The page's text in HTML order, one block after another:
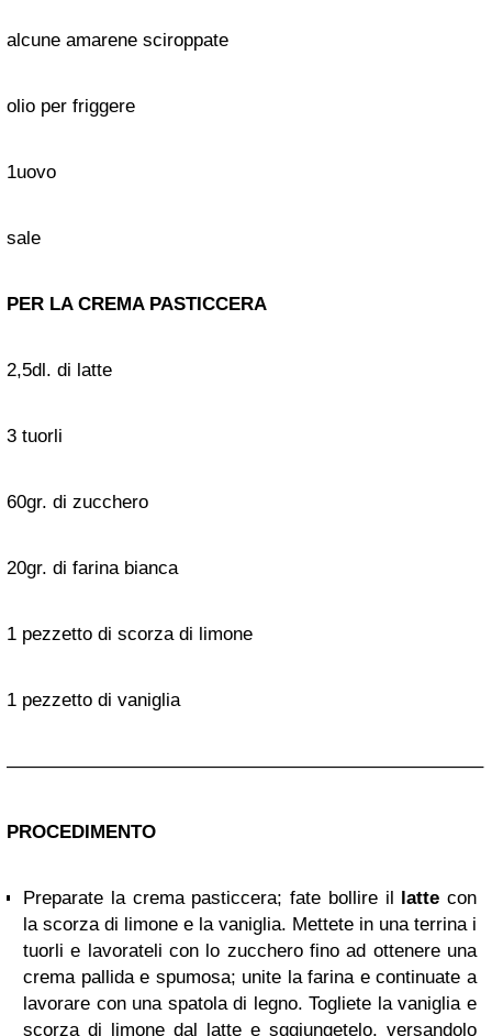
alcune amarene sciroppate
olio per friggere
1uovo
sale
PER LA CREMA PASTICCERA
2,5dl. di latte
3 tuorli
60gr. di zucchero
20gr. di farina bianca
1 pezzetto di scorza di limone
1 pezzetto di vaniglia
—————————————————————————–
PROCEDIMENTO
Preparate la crema pasticcera; fate bollire il latte con
la scorza di limone e la vaniglia. Mettete in una terrina i
tuorli e lavorateli con lo zucchero fino ad ottenere una
crema pallida e spumosa; unite la farina e continuate a
lavorare con una spatola di legno. Togliete la vaniglia e
scorza di limone dal latte e sggiungetelo, versandolo